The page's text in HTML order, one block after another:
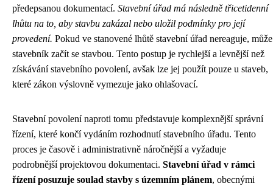
předepsanou dokumentací. Stavební úřad má následně třicetidenní
lhůtu na to, aby stavbu zakázal nebo uložil podmínky pro její
provedení. Pokud ve stanovené lhůtě stavební úřad nereaguje, může
stavebník začít se stavbou. Tento postup je rychlejší a levnější než
získávání stavebního povolení, avšak lze jej použít pouze u staveb,
které zákon výslovně vymezuje jako ohlašovací.
Stavební povolení naproti tomu představuje komplexnější správní
řízení, které končí vydáním rozhodnutí stavebního úřadu. Tento
proces je časově i administrativně náročnější a vyžaduje
podrobnější projektovou dokumentaci. Stavební úřad v rámci
řízení posuzuje soulad stavby s územním plánem, obecnými